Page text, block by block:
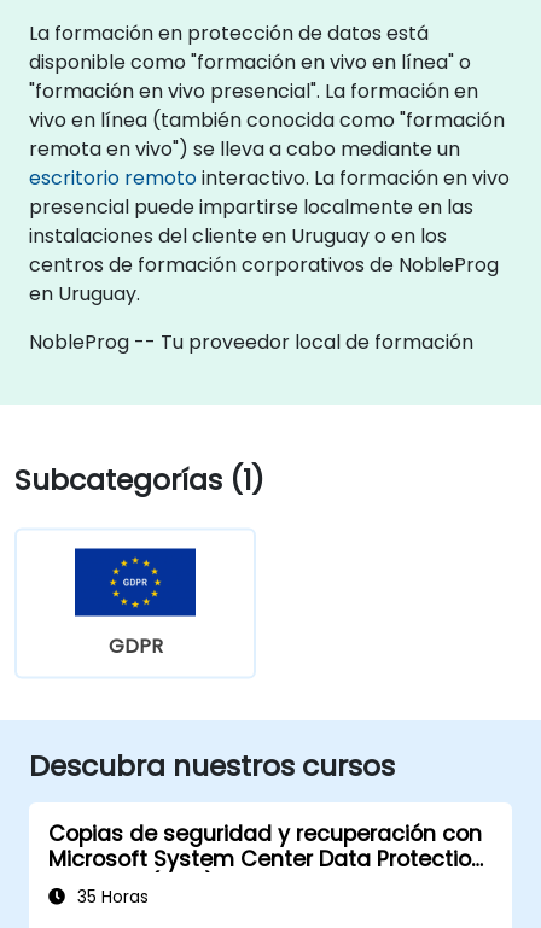
La formación en protección de datos está
disponible como "formación en vivo en línea" o
"formación en vivo presencial". La formación en
vivo en línea (también conocida como "formación
remota en vivo") se lleva a cabo mediante un
escritorio remotointeractivo. La formación en vivo
presencial puede impartirse localmente en las
instalaciones del cliente en Uruguay o en los
centros de formación corporativos de NobleProg
en Uruguay.
NobleProg -- Tu proveedor local de formación
Subcategorías (1)
GDPR
Descubra nuestros cursos
Copias de seguridad y recuperación con
Microsoft System Center Data Protection
Manager (DPM)
35 Horas